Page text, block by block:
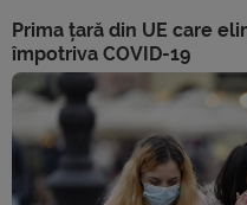
Prima țară din UE care
împotriva COVID-19